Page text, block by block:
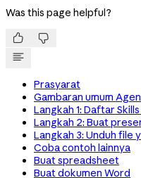
Was this page helpful?
 
Prasyarat
Gambaran umum
Langkah 1: Daftar
Langkah 2: Buat
Langkah 3: Unduh file
Coba contoh lainnya
Buat spreadsheet
Buat dokumen Word